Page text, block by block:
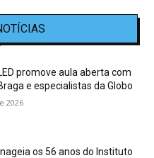
promove aula aberta com
e especialistas da Globo
2026
os 56 anos do Instituto